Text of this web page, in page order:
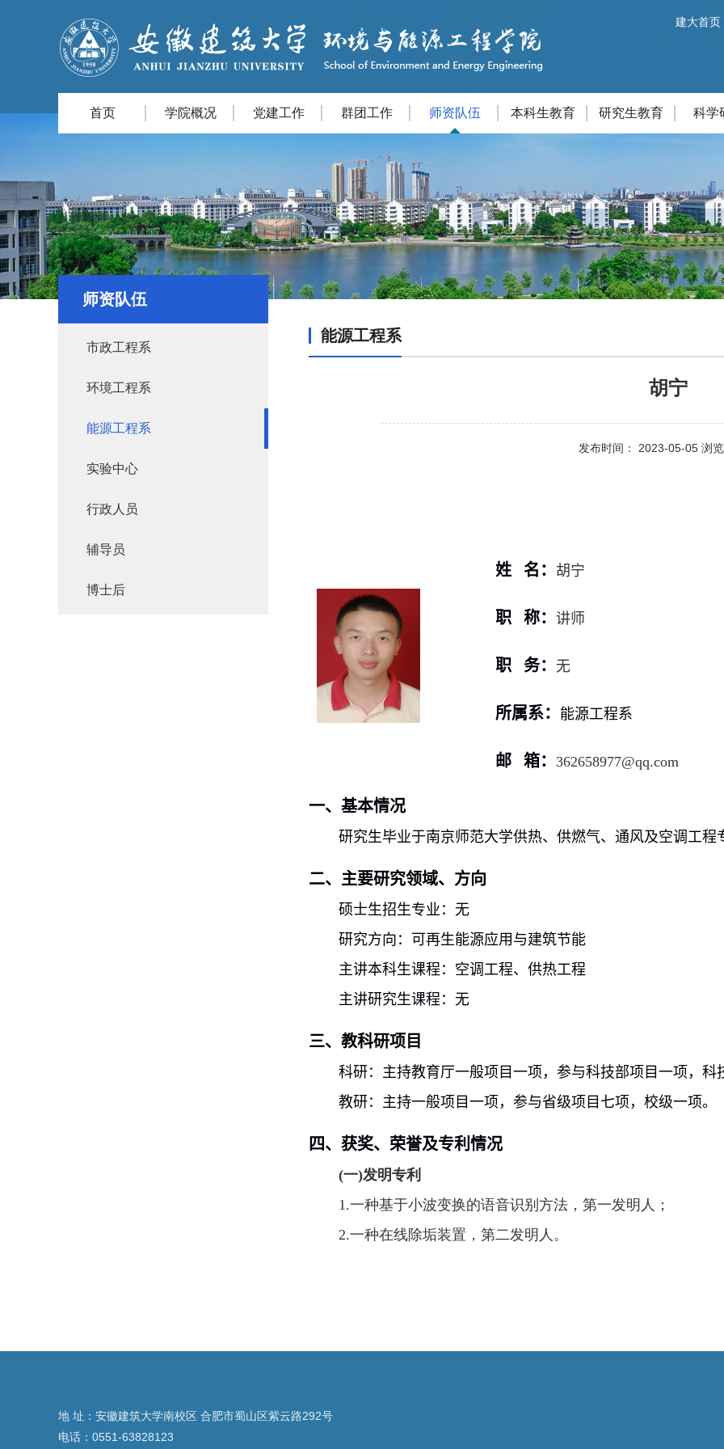
建大首页
首页 学院概况 党建工作 群团工作 师资队伍 本科生教育 研究生教育 科学
师资队伍
市政工程系
环境工程系
能源工程系
实验中心
行政人员
辅导员
博士后
能源工程系
胡宁
发布时间： 2023-05-05 浏览
姓 名： 胡宁
职 称： 讲师
职 务： 无
所属系： 能源工程系
邮 箱： 362658977@qq.com
一、基本情况
研究生毕业于南京师范大学供热、供燃气、通风及空调工程
二、主要研究领域、方向
硕士生招生专业：无
研究方向：可再生能源应用与建筑节能
主讲本科生课程：空调工程、供热工程
主讲研究生课程：无
三、教科研项目
科研：主持教育厅一般项目一项，参与科技部项目一项，科
教研：主持一般项目一项，参与省级项目七项，校级一项。
四、获奖、荣誉及专利情况
(一)发明专利
1.一种基于小波变换的语音识别方法，第一发明人；
2.一种在线除垢装置，第二发明人。
地 址：安徽建筑大学南校区 合肥市蜀山区紫云路292号
电话：0551-63828123